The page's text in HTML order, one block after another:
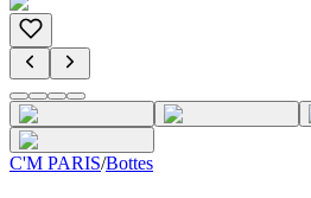
C'M PARIS/Bottes